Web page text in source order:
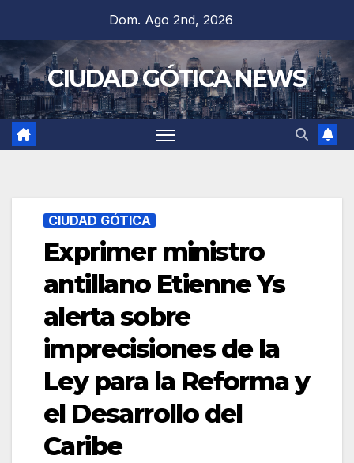
contenido
Dom. Ago 2nd, 2026
CIUDAD GÓTICA NEWS
CIUDAD GÓTICA
Exprimer ministro
antillano Etienne Ys
alerta sobre
imprecisiones de la
Ley para la Reforma y
el Desarrollo del
Caribe